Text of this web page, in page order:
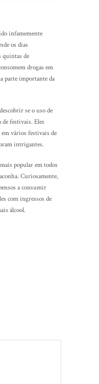
infamemente
os dias
quintas de
drogas em
parte importante da
se o uso de
de festivais. Eles
vários festivais de
intrigantes.
popular em todos
Curiosamente,
a consumir
com ingressos de
álcool.